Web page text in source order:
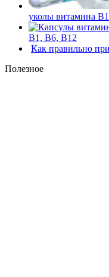
уколы витамина
В1, В6, В12
Как правильно
Полезное